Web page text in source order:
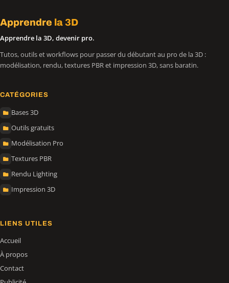
Apprendre la 3D
Apprendre la 3D, devenir pro.
Tutos, outils et workflows pour passer du débutant au pro de la 3D :
modélisation, rendu, textures PBR et impression 3D, sans baratin.
CATÉGORIES
Bases 3D
Outils gratuits
Modélisation Pro
Textures PBR
Rendu Lighting
Impression 3D
LIENS UTILES
Accueil
À propos
Contact